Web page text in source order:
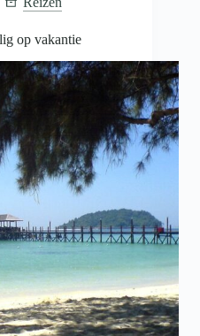
op vakantie